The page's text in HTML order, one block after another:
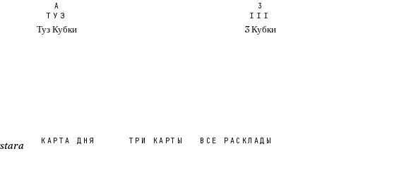
A
ТУЗ
Туз Кубки
3
III
3 Кубки
КАРТА ДНЯ ТРИ КАРТЫ ВСЕ РАСКЛАДЫ